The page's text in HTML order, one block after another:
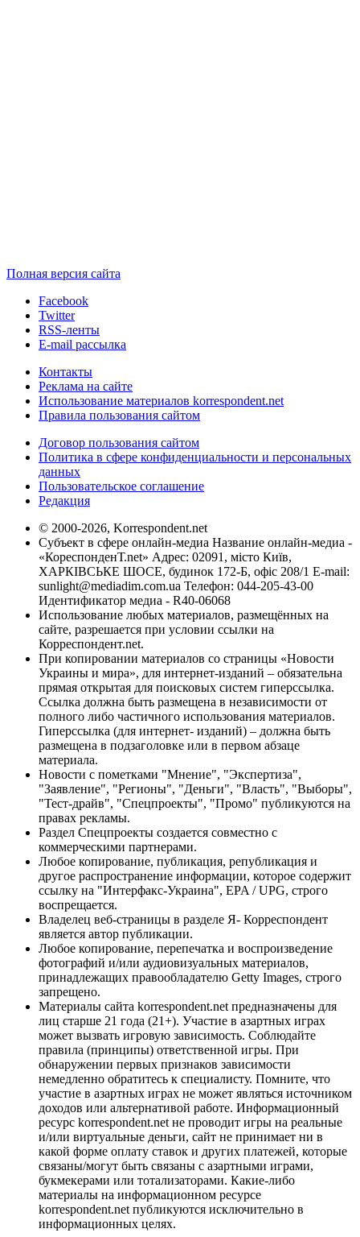
Полная версия сайта
Facebook
Twitter
RSS-ленты
E-mail рассылка
Контакты
Реклама на сайте
Использование материалов korrespondent.net
Правила пользования сайтом
Договор пользования сайтом
Политика в сфере конфиденциальности и персональных
данных
Пользовательское соглашение
Редакция
© 2000-2026, Korrespondent.net
Субъект в сфере онлайн-медиа Название онлайн-медиа -
«КореспонденТ.net» Адрес: 02091, місто Київ,
ХАРКІВСЬКЕ ШОСЕ, будинок 172-Б, офіс 208/1 E-mail:
sunlight@mediadim.com.ua Телефон: 044-205-43-00
Идентификатор медиа - R40-06068
Использование любых материалов, размещённых на
сайте, разрешается при условии ссылки на
Корреспондент.net.
При копировании материалов со страницы «Новости
Украины и мира», для интернет-изданий – обязательна
прямая открытая для поисковых систем гиперссылка.
Ссылка должна быть размещена в независимости от
полного либо частичного использования материалов.
Гиперссылка (для интернет- изданий) – должна быть
размещена в подзаголовке или в первом абзаце
материала.
Новости с пометками "Мнение", "Экспертиза",
"Заявление", "Регионы", "Деньги", "Власть", "Выборы",
"Тест-драйв", "Спецпроекты", "Промо" публикуются на
правах рекламы.
Раздел Спецпроекты создается совместно с
коммерческими партнерами.
Любое копирование, публикация, републикация и
другое распространение информации, которое содержит
ссылку на "Интерфакс-Украина", EPA / UPG, строго
воспрещается.
Владелец веб-страницы в разделе Я- Корреспондент
является автор публикации.
Любое копирование, перепечатка и воспроизведение
фотографий и/или аудиовизуальных материалов,
принадлежащих правообладателю Getty Images, строго
запрещено.
Материалы сайта korrespondent.net предназначены для
лиц старше 21 года (21+). Участие в азартных играх
может вызвать игровую зависимость. Соблюдайте
правила (принципы) ответственной игры. При
обнаружении первых признаков зависимости
немедленно обратитесь к специалисту. Помните, что
участие в азартных играх не может являться источником
доходов или альтернативой работе. Информационный
ресурс korrespondent.net не проводит игры на реальные
и/или виртуальные деньги, сайт не принимает ни в
какой форме оплату ставок и других платежей, которые
связаны/могут быть связаны с азартными играми,
букмекерами или тотализаторами. Какие-либо
материалы на информационном ресурсе
korrespondent.net публикуются исключительно в
информационных целях.